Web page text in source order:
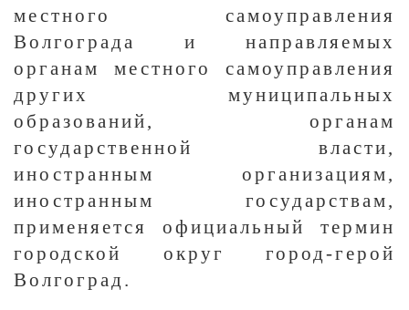
местного самоуправления
Волгограда и направляемых
органам местного самоуправления
других муниципальных
образований, органам
государственной власти,
иностранным организациям,
иностранным государствам,
применяется официальный термин
городской округ город-герой
Волгоград.